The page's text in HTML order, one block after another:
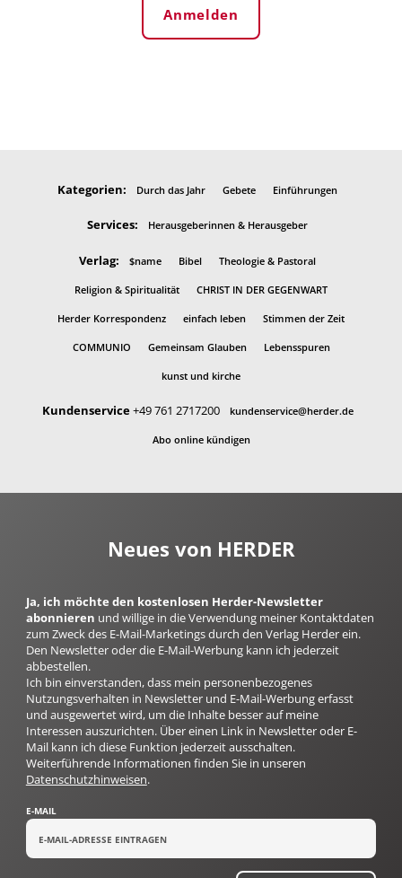
Anmelden
Kategorien: Durch das Jahr Gebete Einführungen
Services: Herausgeberinnen & Herausgeber
Verlag: $name Bibel Theologie & Pastoral
Religion & Spiritualität CHRIST IN DER GEGENWART
Herder Korrespondenz einfach leben Stimmen der Zeit
COMMUNIO Gemeinsam Glauben Lebensspuren
kunst und kirche
Kundenservice+49 761 2717200 kundenservice@herder.de
Abo online kündigen
Neues von HERDER
Ja, ich möchte den kostenlosen Herder-Newsletter
abonnieren und willige in die Verwendung meiner Kontaktdaten
zum Zweck des E-Mail-Marketings durch den Verlag Herder ein.
Den Newsletter oder die E-Mail-Werbung kann ich jederzeit
abbestellen.
Ich bin einverstanden, dass mein personenbezogenes
Nutzungsverhalten in Newsletter und E-Mail-Werbung erfasst
und ausgewertet wird, um die Inhalte besser auf meine
Interessen auszurichten. Über einen Link in Newsletter oder E-
Mail kann ich diese Funktion jederzeit ausschalten.
Weiterführende Informationen finden Sie in unseren
Datenschutzhinweisen.
E-MAIL